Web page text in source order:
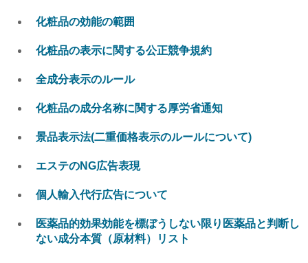
化粧品の効能の範囲
化粧品の表示に関する公正競争規約
全成分表示のルール
化粧品の成分名称に関する厚労省通知
景品表示法(二重価格表示のルールについて)
エステのNG広告表現
個人輸入代行広告について
医薬品的効果効能を標ぼうしない限り医薬品と判断し
ない成分本質（原材料）リスト